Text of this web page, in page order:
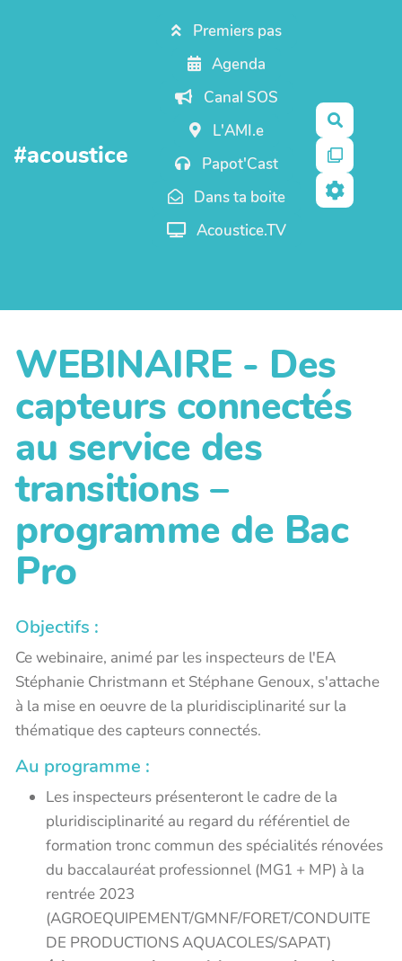
Aller au contenu principal
#acoustice
Premiers pas
Agenda
Canal SOS
L'AMI.e
Papot'Cast
Dans ta boite
Acoustice.TV
WEBINAIRE - Des
capteurs connectés
au service des
transitions –
programme de Bac
Pro
Objectifs :
Ce webinaire, animé par les inspecteurs de l'EA
Stéphanie Christmann et Stéphane Genoux, s'attache
à la mise en oeuvre de la pluridisciplinarité sur la
thématique des capteurs connectés.
Au programme :
Les inspecteurs présenteront le cadre de la
pluridisciplinarité au regard du référentiel de
formation tronc commun des spécialités rénovées
du baccalauréat professionnel (MG1 + MP) à la
rentrée 2023
(AGROEQUIPEMENT/GMNF/FORET/CONDUITE
DE PRODUCTIONS AQUACOLES/SAPAT)